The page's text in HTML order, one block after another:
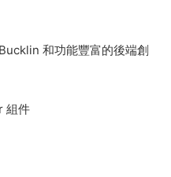
和功能豐富的後端創
組件